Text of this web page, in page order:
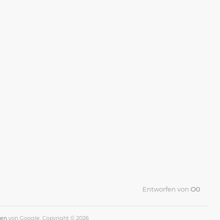
Entworfen von O0
von Google. Copyright © 2026